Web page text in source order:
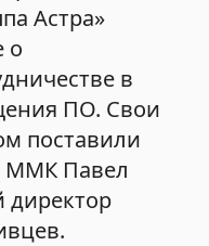
Астра»
о
в
ПО. Свои
поставили
ММК Павел